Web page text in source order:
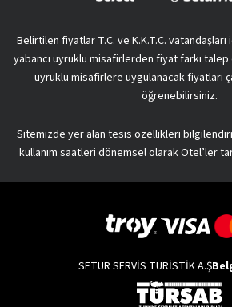
Belirtilen fiyatlar T.C. ve K.K.T.C.
yabancı uyruklu misafirlerden fiyat farkı talep
uyruklu misafirlere uygulanacak fiyatları
öğrenebilirsiniz.
Sitemizde yer alan tesis özellikleri
kullanım saatleri dönemsel olarak Otel’ler
SETUR SERVİS TURİSTİK A.Ş